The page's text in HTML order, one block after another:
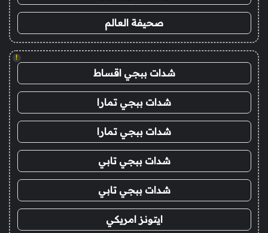
صحيفة العالم
!
شدات ببجي اقساط
شدات ببجي تمارا
شدات ببجي تمارا
شدات ببجي تابي
شدات ببجي تابي
ايتونز امريكي